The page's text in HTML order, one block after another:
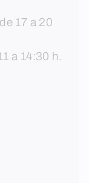
17 a 20
a 14:30 h.